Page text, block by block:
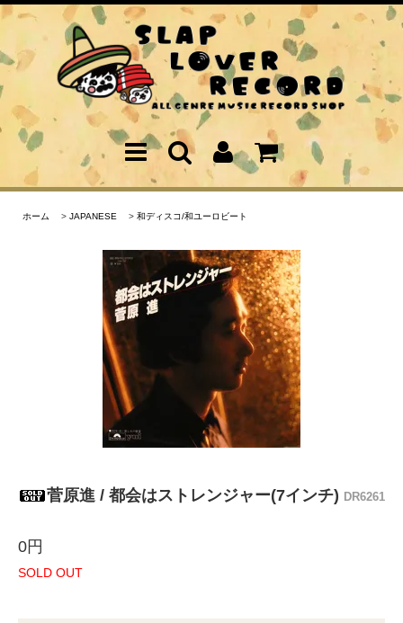
ホーム > JAPANESE > 和ディスコ/和ユーロビート
菅原進 / 都会はストレンジャー(7インチ) DR6261
0円
SOLD OUT